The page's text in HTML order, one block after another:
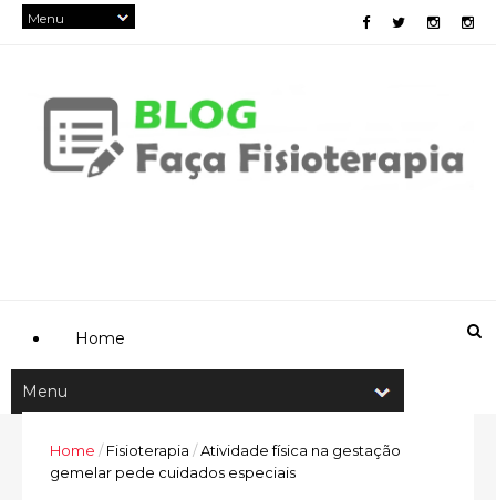
Home
Home /Fisioterapia /Atividade física na gestação
gemelar pede cuidados especiais